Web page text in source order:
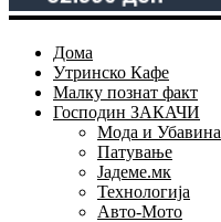
Дома
Утринско Кафе
Малку познат факт
Господин ЗАКАЧИ
Мода и Убавина
Патување
Јадеме.мк
Технологија
Авто-Мото